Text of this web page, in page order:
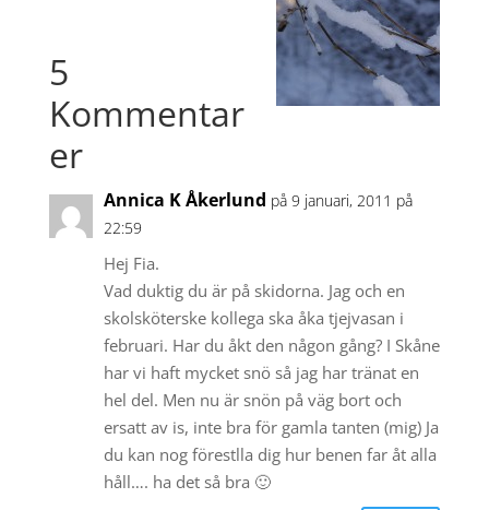
5
Kommentar
er
Annica K Åkerlund på 9 januari, 2011 på
22:59
Hej Fia.
Vad duktig du är på skidorna. Jag och en
skolsköterske kollega ska åka tjejvasan i
februari. Har du åkt den någon gång? I Skåne
har vi haft mycket snö så jag har tränat en
hel del. Men nu är snön på väg bort och
ersatt av is, inte bra för gamla tanten (mig) Ja
du kan nog förestlla dig hur benen far åt alla
håll…. ha det så bra 🙂